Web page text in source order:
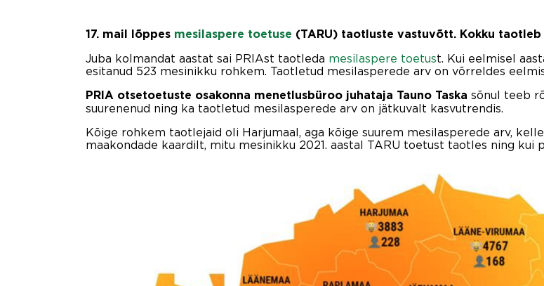
17. mail lõppes mesilaspere toetuse (TARU) taotluste vastuvõtt. Kokku
Juba kolmandat aastat sai PRIAst taotleda mesilaspere toetust. Kui eelmisel
esitanud 523 mesinikku rohkem. Taotletud mesilasperede arv on võrreldes
PRIA otsetoetuste osakonna menetlusbüroo juhataja Tauno Taska sõnul teeb
suurenenud ning ka taotletud mesilasperede arv on jätkuvalt kasvutrendis.
Kõige rohkem taotlejaid oli Harjumaal, aga kõige suurem mesilasperede arv,
maakondade kaardilt, mitu mesinikku 2021. aastal TARU toetust taotles ning